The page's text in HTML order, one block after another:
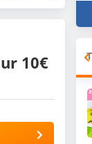
10€